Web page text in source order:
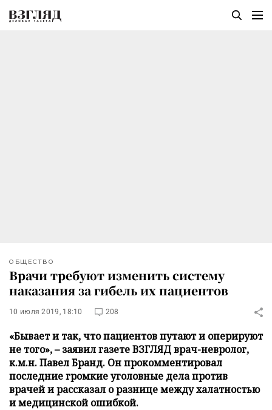
ОБЩЕСТВО
Врачи требуют изменить систему
наказания за гибель их пациентов
10 июля 2019, 18:10 208
«Бывает и так, что пациентов путают и оперируют
не того», – заявил газете ВЗГЛЯД врач-невролог,
к.м.н. Павел Бранд. Он прокомментировал
последние громкие уголовные дела против
врачей и рассказал о разнице между халатностью
и медицинской ошибкой.